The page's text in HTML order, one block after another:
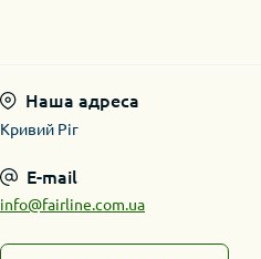
Наша адреса
Кривий Ріг
E-mail
info@fairline.com.ua